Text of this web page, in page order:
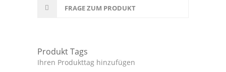
FRAGE ZUM PRODUKT
Produkt Tags
Ihren Produkttag hinzufügen